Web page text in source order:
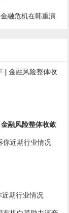
融危机在韩重演
融风险整体收敛
期行业情况